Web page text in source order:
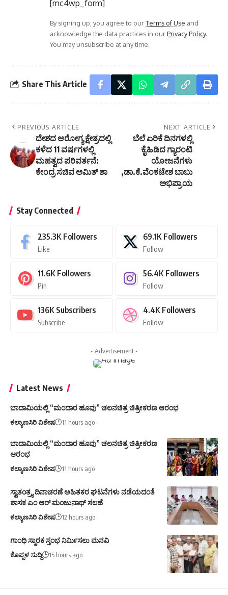
[mc4wp_form]
By signing up, you agree to ourTerms of Use and
acknowledge the data practices in ourPrivacy Policy.
You may unsubscribe at any time.
Share This Article
PREVIOUS ARTICLE
ದೇಶದ ಆರೋಗ್ಯ ಕ್ಷೇತ್ರದಲ್ಲಿ
ಕಳೆದ 11 ವರ್ಷಗಳಲ್ಲಿ
ಮಹತ್ವದ ಪರಿವರ್ತನೆ:
ಕೇಂದ್ರ ಸಚಿವ ಅಮಿತ್ ಶಾ
NEXT ARTICLE
ಬೆಲೆ ಏರಿಕೆ ದಿನಗಳಲ್ಲಿ
ಕೈಹಿಡಿದ ಗ್ಯಾರಂಟಿ
ಯೋಜನೆಗಳು
,ಡಾ.ಕೆ.ವೆಂಕಟೇಶ ಬಾಬು
ಅಭಿಪ್ರಾಯ
Stay Connected
235.3K Followers
Like
69.1K Followers
Follow
11.6K Followers
Pin
56.4K Followers
Follow
136K Subscribers
Subscribe
4.4K Followers
Follow
- Advertisement -
Latest News
ಬಾದಾಮಿಯಲ್ಲಿ “ಮಂದಾರ ಹೂವು” ಚಲನಚಿತ್ರ ಚಿತ್ರೀಕರಣ ಆರಂಭ
ಕಲ್ಯಾಣಸಿರಿ ವಿಶೇಷ 11 hours ago
ಬಾದಾಮಿಯಲ್ಲಿ “ಮಂದಾರ ಹೂವು” ಚಲನಚಿತ್ರ ಚಿತ್ರೀಕರಣ
ಆರಂಭ
ಕಲ್ಯಾಣಸಿರಿ ವಿಶೇಷ 11 hours ago
ಸ್ವಾತಂತ್ರ್ಯ ದಿನಾಚರಣೆ ಅಹಿತಕರ ಘಟನೆಗಳು ನಡೆಯದಂತೆ
ಶಾಸಕ ಎಂ ಆರ್ ಮಂಜುನಾಥ್ ಸಲಹೆ
ಕಲ್ಯಾಣಸಿರಿ ವಿಶೇಷ 12 hours ago
ಗಾಂಧಿ ಸ್ಮಾರಕ ಸ್ತಂಭ ನಿರ್ಮಿಸಲು ಮನವಿ
ಕೊಪ್ಪಳ ಸುದ್ದಿ 15 hours ago